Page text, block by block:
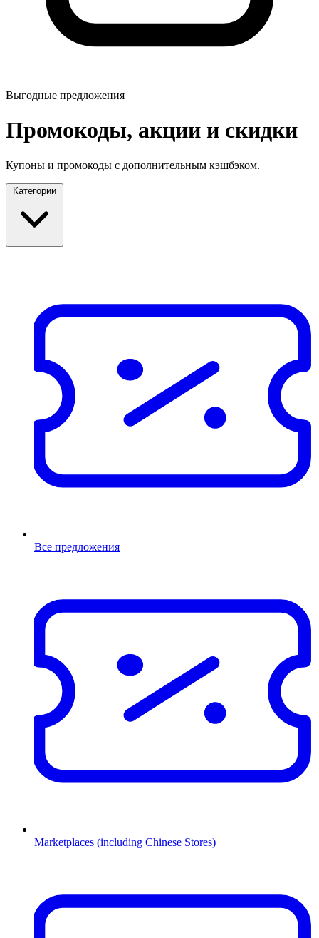
Выгодные предложения
Промокоды, акции и скидки
Купоны и промокоды с дополнительным кэшбэком.
Категории
Все предложения
Marketplaces (including Chinese Stores)